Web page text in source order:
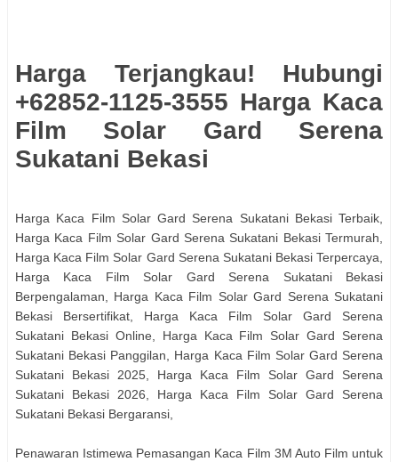
Harga Terjangkau! Hubungi
+62852-1125-3555 Harga Kaca
Film Solar Gard Serena
Sukatani Bekasi
Harga Kaca Film Solar Gard Serena Sukatani Bekasi Terbaik,
Harga Kaca Film Solar Gard Serena Sukatani Bekasi Termurah,
Harga Kaca Film Solar Gard Serena Sukatani Bekasi Terpercaya,
Harga Kaca Film Solar Gard Serena Sukatani Bekasi
Berpengalaman, Harga Kaca Film Solar Gard Serena Sukatani
Bekasi Bersertifikat, Harga Kaca Film Solar Gard Serena
Sukatani Bekasi Online, Harga Kaca Film Solar Gard Serena
Sukatani Bekasi Panggilan, Harga Kaca Film Solar Gard Serena
Sukatani Bekasi 2025, Harga Kaca Film Solar Gard Serena
Sukatani Bekasi 2026, Harga Kaca Film Solar Gard Serena
Sukatani Bekasi Bergaransi,
Penawaran Istimewa Pemasangan Kaca Film 3M Auto Film untuk